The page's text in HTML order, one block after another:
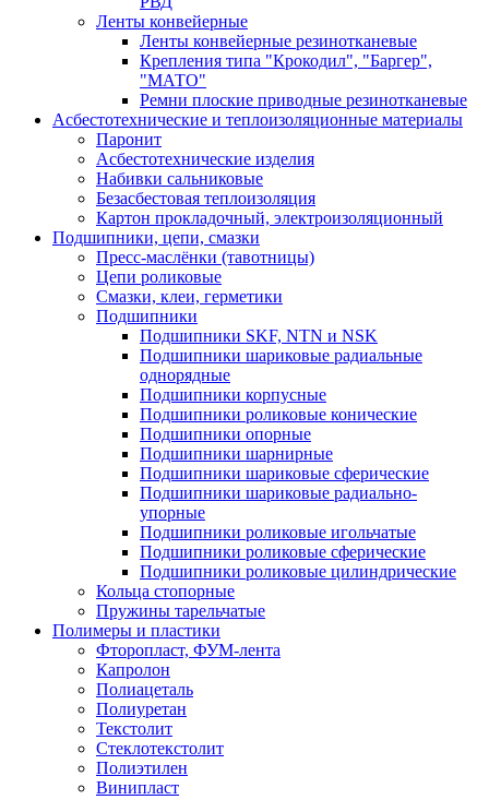
Ленты конвейерные
Ленты конвейерные резинотканевые
Крепления типа "Крокодил", "Баргер",
"МАТО"
Ремни плоские приводные резинотканевые
Асбестотехнические и теплоизоляционные материалы
Паронит
Асбестотехнические изделия
Набивки сальниковые
Безасбестовая теплоизоляция
Картон прокладочный, электроизоляционный
Подшипники, цепи, смазки
Пресс-маслёнки (тавотницы)
Цепи роликовые
Смазки, клеи, герметики
Подшипники
Подшипники SKF, NTN и NSK
Подшипники шариковые радиальные
однорядные
Подшипники корпусные
Подшипники роликовые конические
Подшипники опорные
Подшипники шарнирные
Подшипники шариковые сферические
Подшипники шариковые радиально-
упорные
Подшипники роликовые игольчатые
Подшипники роликовые сферические
Подшипники роликовые цилиндрические
Кольца стопорные
Пружины тарельчатые
Полимеры и пластики
Фторопласт, ФУМ-лента
Капролон
Полиацеталь
Полиуретан
Текстолит
Стеклотекстолит
Полиэтилен
Винипласт